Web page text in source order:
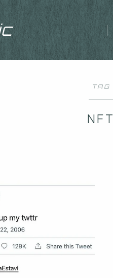
TAG
NFT